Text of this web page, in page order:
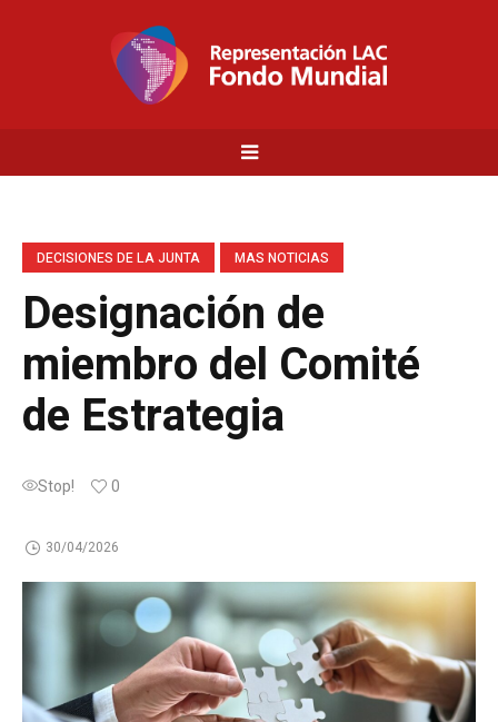
DECISIONES DE LA JUNTA MAS NOTICIAS
Designación de
miembro del Comité
de Estrategia
Stop! 0
30/04/2026